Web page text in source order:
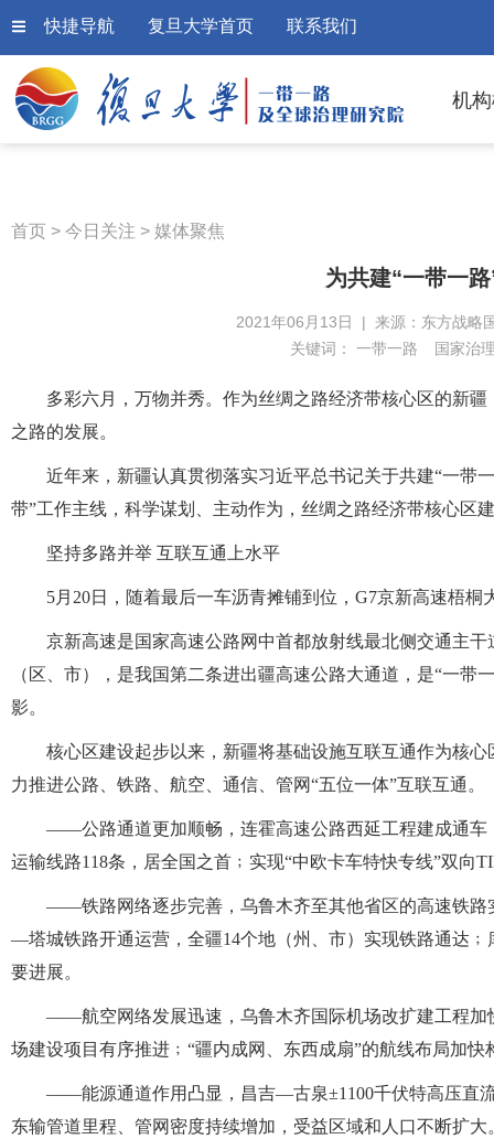
快捷导航 复旦大学首页 联系我们
机
首页 > 今日关注 > 媒体聚焦
为共建“一带一
2021年06月13日 | 来源：东方战略
关键词： 一带一路 国家治
多彩六月，万物并秀。作为丝绸之路经济带核心区的新
之路的发展。
近年来，新疆认真贯彻落实习近平总书记关于共建“一带
带”工作主线，科学谋划、主动作为，丝绸之路经济带核心区
坚持多路并举 互联互通上水平
5月20日，随着最后一车沥青摊铺到位，G7京新高速梧
京新高速是国家高速公路网中首都放射线最北侧交通主
（区、市），是我国第二条进出疆高速公路大通道，是“一
影。
核心区建设起步以来，新疆将基础设施互联互通作为核
力推进公路、铁路、航空、通信、管网“五位一体”互联互通。
——公路通道更加顺畅，连霍高速公路西延工程建成通车
运输线路118条，居全国之首﹔实现“中欧卡车特快专线”双向
——铁路网络逐步完善，乌鲁木齐至其他省区的高速铁路
—塔城铁路开通运营，全疆14个地（州、市）实现铁路通达
要进展。
——航空网络发展迅速，乌鲁木齐国际机场改扩建工程加
场建设项目有序推进﹔“疆内成网、东西成扇”的航线布局加快
——能源通道作用凸显，昌吉—古泉±1100千伏特高压直
东输管道里程、管网密度持续增加，受益区域和人口不断扩大